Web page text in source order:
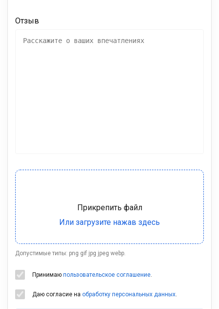
Отзыв
Допустимые типы: png gif jpg jpeg webp.
Принимаю пользовательское соглашение.
Даю согласие на обработку персональных данных.